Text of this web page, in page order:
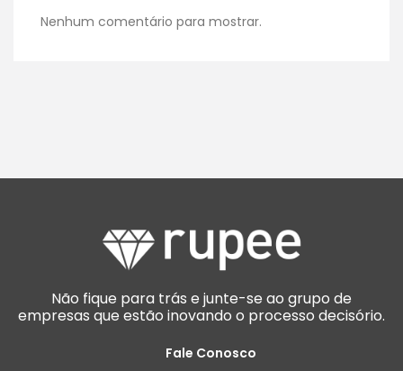
Nenhum comentário para mostrar.
Não fique para trás e junte-se ao grupo de
empresas que estão inovando o processo decisório.
Fale Conosco